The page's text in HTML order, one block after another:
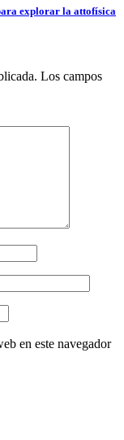
explorar la attofísica
Los campos
en este navegador